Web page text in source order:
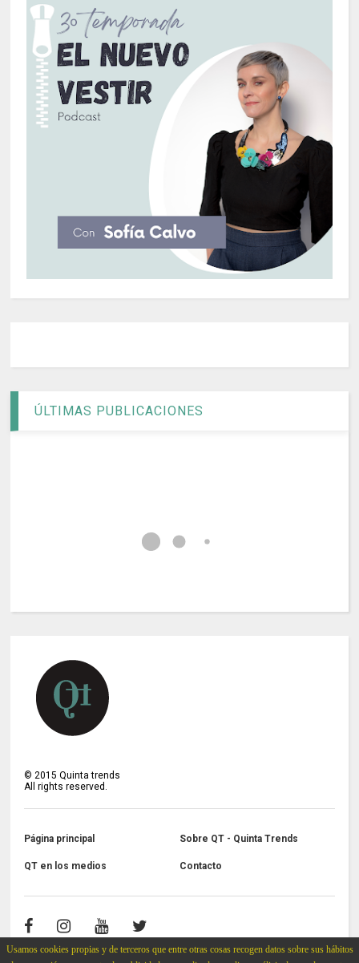
Usamos cookies propias y de terceros que entre otras cosas recogen datos sobre sus hábitos
ÚLTIMAS PUBLICACIONES
© 2015 Quinta trends
All rights reserved.
Página principal Sobre QT - Quinta Trends
QT en los medios Contacto